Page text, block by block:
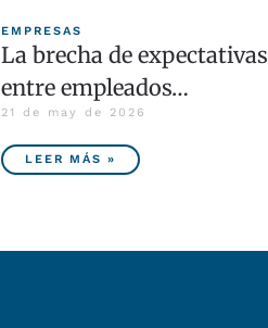
EMPRESAS
La brecha de expectativas
entre empleados…
21 de may de 2026
LEER MÁS »